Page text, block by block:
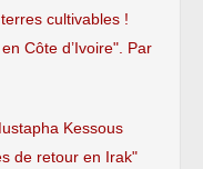
cultivables !
Côte d’Ivoire". Par
Kessous
de retour en Irak"